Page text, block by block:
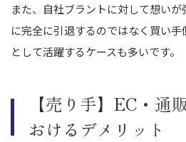
また、自社ブラントに対して想い
に完全に引退するのではなく買い
として活躍するケースも多いです。
【売り手】EC・通
おけるデメリット